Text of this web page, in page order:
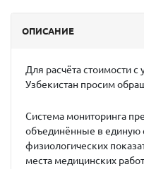
ОПИСАНИЕ
Для расчёта стоимости с
Узбекистан просим
Система мониторинга
объединённые в единую
физиологических
места медицинских